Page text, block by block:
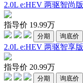
2.0L e:HEV 两驱智尚版
指导价 19.99万
分期 询底价
2.0L e:HEV 两驱智享版
指导价 20.99万
分期 询底价